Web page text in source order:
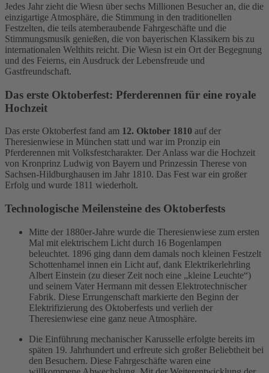
Jedes Jahr zieht die Wiesn über sechs Millionen Besucher an, die die
einzigartige Atmosphäre, die Stimmung in den traditionellen
Festzelten, die teils atemberaubende Fahrgeschäfte und die
Stimmungsmusik genießen, die von bayerischen Klassikern bis zu
internationalen Welthits reicht. Die Wiesn ist ein Ort der Begegnung
und des Feierns, ein Ausdruck der Lebensfreude und
Gastfreundschaft.
Das erste Oktoberfest: Pferderennen für eine royale
Hochzeit
Das erste Oktoberfest fand am 12. Oktober 1810 auf der
Theresienwiese in München statt und war im Pronzip ein
Pferderennen mit Volksfestcharakter. Der Anlass war die Hochzeit
von Kronprinz Ludwig von Bayern und Prinzessin Therese von
Sachsen-Hildburghausen im Jahr 1810. Das Fest war ein großer
Erfolg und wurde 1811 wiederholt.
Technologische Meilensteine des Oktoberfests
Mitte der 1880er-Jahre wurde die Theresienwiese zum ersten
Mal mit elektrischem Licht durch 16 Bogenlampen
beleuchtet. 1896 ging dann dem damals noch kleinen Festzelt
Schottenhamel innen ein Licht auf, dank Elektrikerlehrling
Albert Einstein (zu dieser Zeit noch eine „kleine Leuchte“)
und seinem Vater Hermann mit dessen Elektrotechnischer
Fabrik. Diese Errungenschaft markierte den Beginn der
Elektrifizierung des Oktoberfests und verlieh der
Theresienwiese eine ganz neue Atmosphäre.
Die Einführung mechanischer Karusselle erfolgte bereits im
späten 19. Jahrhundert und erfreute sich großer Beliebtheit bei
den Besuchern. Diese Fahrgeschäfte waren eine